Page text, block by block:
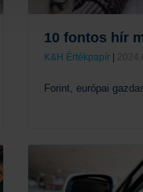
10 fontos hír
K&H Értékpapír|
Forint, európai